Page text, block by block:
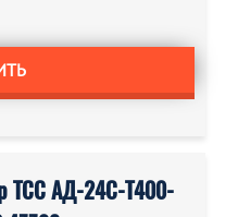
ТСС АД-24С-Т400-